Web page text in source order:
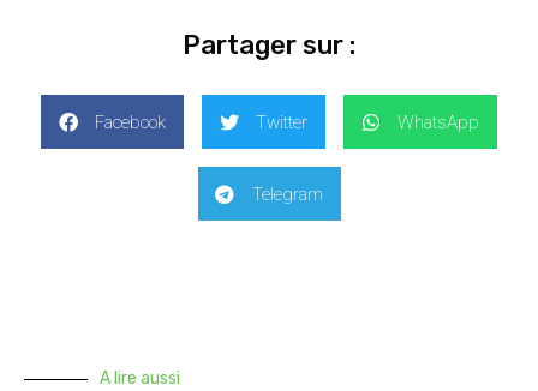
Partager sur :
Facebook Twitter WhatsApp
Telegram
A lire aussi